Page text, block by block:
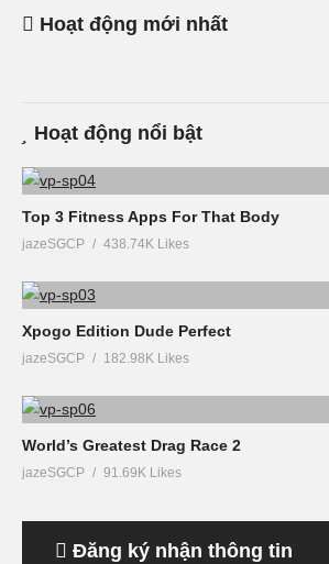
Hoạt động mới nhất
Hoạt động nổi bật
Top 3 Fitness Apps For That Body
jazeSGCP 438.74K Likes
Xpogo Edition Dude Perfect
jazeSGCP 182.98K Likes
World’s Greatest Drag Race 2
jazeSGCP 91.69K Likes
Đăng ký nhận thông tin